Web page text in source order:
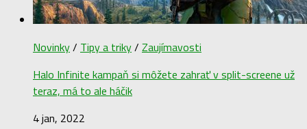
Novinky/ Tipy a triky/ Zaujímavosti
Halo Infinite kampaň si môžete zahrať v split-screene už
teraz, má to ale háčik
4 jan, 2022